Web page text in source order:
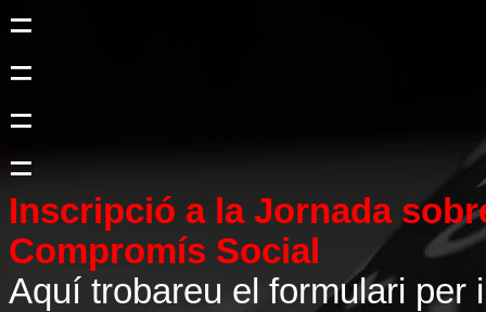
=
=
=
=
Inscripció a la Jornada
Compromís Social
Aquí trobareu el formulari per